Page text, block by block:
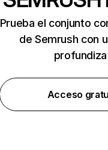
Prueba el conjunto
de Semrush con
Acceso